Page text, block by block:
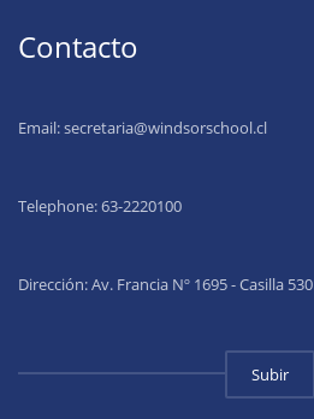
Contacto
Email:secretaria@windsorschool.cl
Telephone: 63-2220100
Dirección: Av. Francia Nº 1695 - Casilla 530
Subir